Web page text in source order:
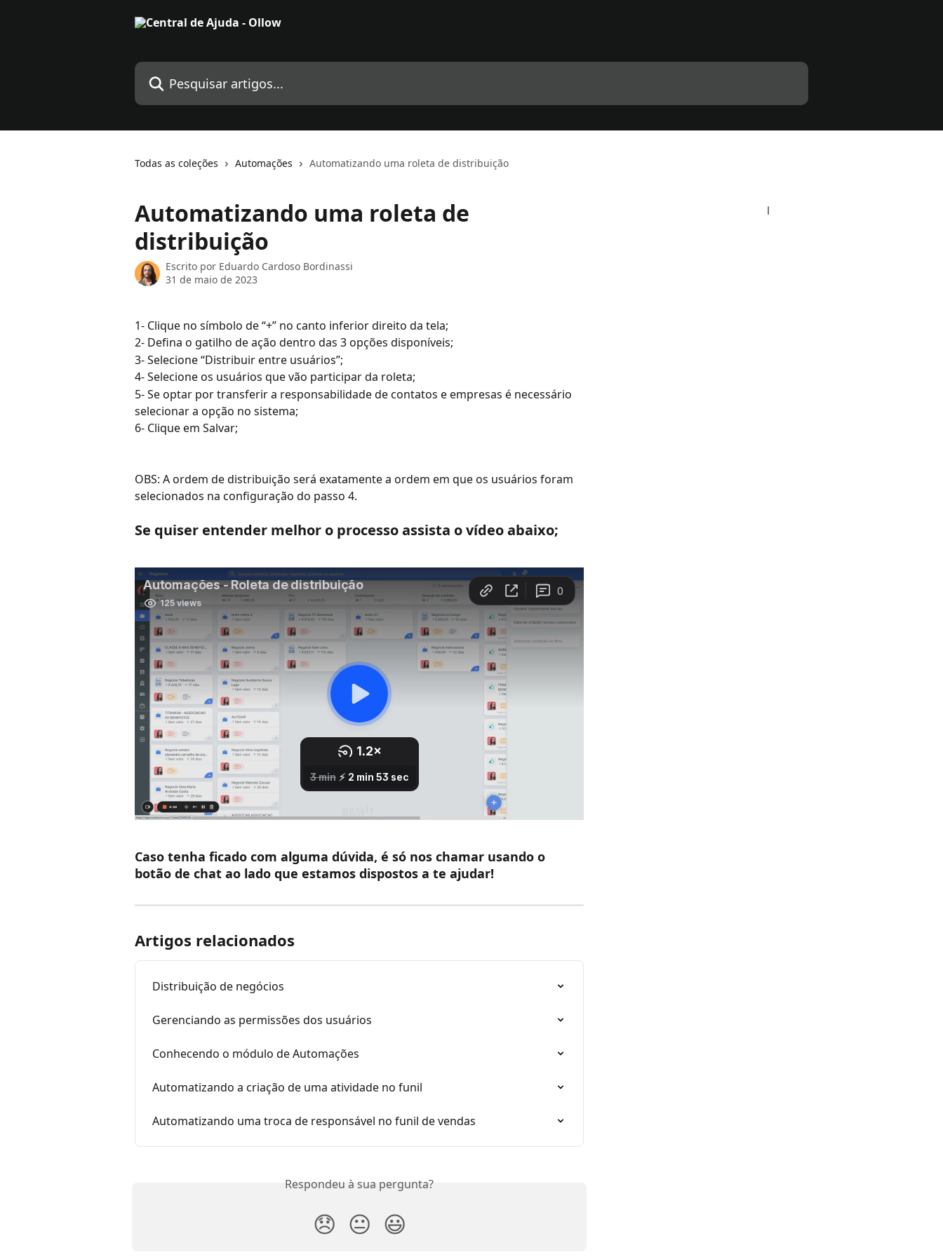
Pesquisar artigos...
Todas as coleções Automações Automatizando uma roleta de distribuição
Automatizando uma roleta de
distribuição
Escrito por Eduardo Cardoso Bordinassi
31 de maio de 2023
1- Clique no símbolo de “+” no canto inferior direito da tela;
2- Defina o gatilho de ação dentro das 3 opções disponíveis;
3- Selecione “Distribuir entre usuários”;
4- Selecione os usuários que vão participar da roleta;
5- Se optar por transferir a responsabilidade de contatos e empresas é necessário
selecionar a opção no sistema;
6- Clique em Salvar;
OBS: A ordem de distribuição será exatamente a ordem em que os usuários foram
selecionados na configuração do passo 4.
Se quiser entender melhor o processo assista o vídeo abaixo;
Caso tenha ficado com alguma dúvida, é só nos chamar usando o
botão de chat ao lado que estamos dispostos a te ajudar!
Artigos relacionados
Distribuição de negócios
Gerenciando as permissões dos usuários
Conhecendo o módulo de Automações
Automatizando a criação de uma atividade no funil
Automatizando uma troca de responsável no funil de vendas
Respondeu à sua pergunta?
😞 😐 😃